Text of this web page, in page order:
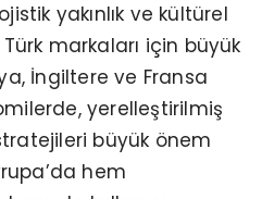
yakınlık ve kültürel
markaları için büyük
İngiltere ve Fransa
yerelleştirilmiş
büyük önem
hem